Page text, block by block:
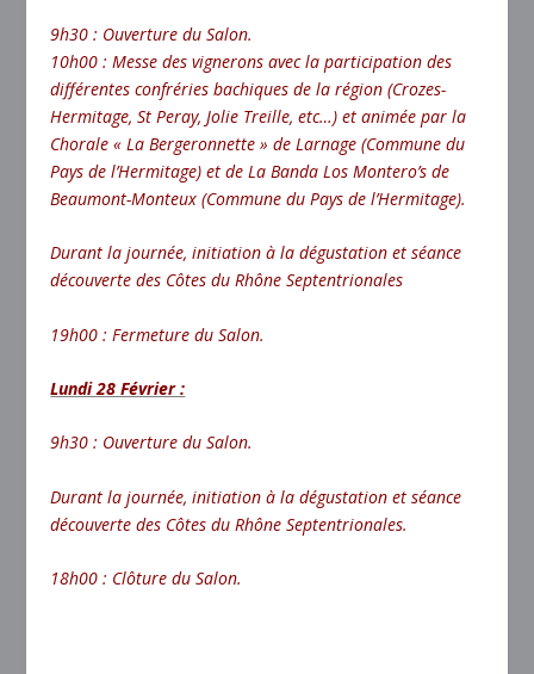
9h30 : Ouverture du Salon.
10h00 : Messe des vignerons avec la participation des
différentes confréries bachiques de la région (Crozes-
Hermitage, St Peray, Jolie Treille, etc…) et animée par la
Chorale « La Bergeronnette » de Larnage (Commune du
Pays de l’Hermitage) et de La Banda Los Montero’s de
Beaumont-Monteux (Commune du Pays de l’Hermitage).
Durant la journée, initiation à la dégustation et séance
découverte des Côtes du Rhône Septentrionales
19h00 : Fermeture du Salon.
Lundi 28 Février :
9h30 : Ouverture du Salon.
Durant la journée, initiation à la dégustation et séance
découverte des Côtes du Rhône Septentrionales.
18h00 : Clôture du Salon.